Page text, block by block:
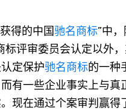
得的中国驰名商标”中
标评审委员会认定以外
定保护驰名商标的一种
有一些企业事实上与真
现在通过个案审判赢得